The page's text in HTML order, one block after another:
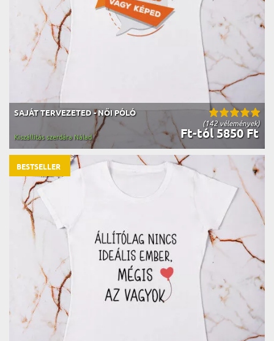
(142 vélemények)
SAJÁT TERVEZETED - NŐI PÓLÓ
Ft-tól 5850 Ft
Kiszállítás szerdára Nálad
BESTSELLER